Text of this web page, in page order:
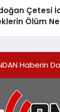
Çetesi
Ölüm
Haberin